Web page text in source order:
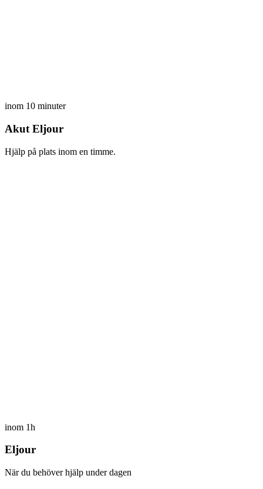
inom 10 minuter
Akut Eljour
Hjälp på plats inom en timme.
inom 1h
Eljour
När du behöver hjälp under dagen